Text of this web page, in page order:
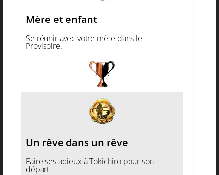
Mère et enfant
Se réunir avec votre mère dans le
Provisoire.
Un rêve dans un rêve
Faire ses adieux à Tokichiro pour son
départ.